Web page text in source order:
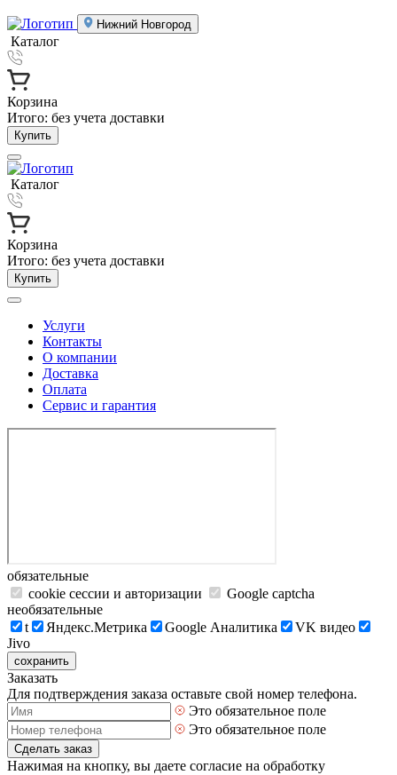
Нижний Новгород
Каталог
Корзина
Итого: без учета доставки
Купить
Каталог
Корзина
Итого: без учета доставки
Купить
Услуги
Контакты
О компании
Доставка
Оплата
Сервис и гарантия
обязательные
cookie сессии и авторизации
Google captcha
необязательные
t
Яндекс.Метрика Google Аналитика
VK видео
Jivo
сохранить
Заказать
Для подтверждения заказа оставьте свой номер телефона.
Это обязательное поле
Это обязательное поле
Сделать заказ
Нажимая на кнопку, вы даете согласие на обработку